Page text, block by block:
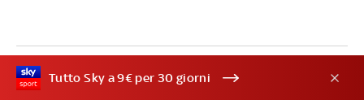
TAG: Tutto Sky a 9€ per 30 giorni